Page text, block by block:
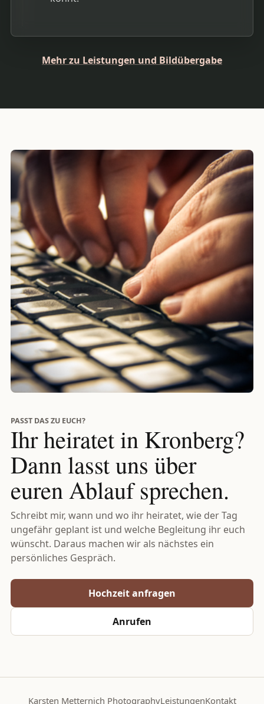
Mehr zu Leistungen und Bildübergabe
PASST DAS ZU EUCH?
Ihr heiratet in Kronberg?
Dann lasst uns über
euren Ablauf sprechen.
Schreibt mir, wann und wo ihr heiratet, wie der Tag
ungefähr geplant ist und welche Begleitung ihr euch
wünscht. Daraus machen wir als nächstes ein
persönliches Gespräch.
Hochzeit anfragen
Anrufen
Karsten Metternich PhotographyLeistungenKontakt